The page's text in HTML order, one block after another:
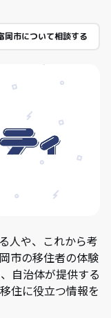
岡市について相談する
人や、これから考
市の移住者の体験
自治体が提供する
住に役立つ情報を